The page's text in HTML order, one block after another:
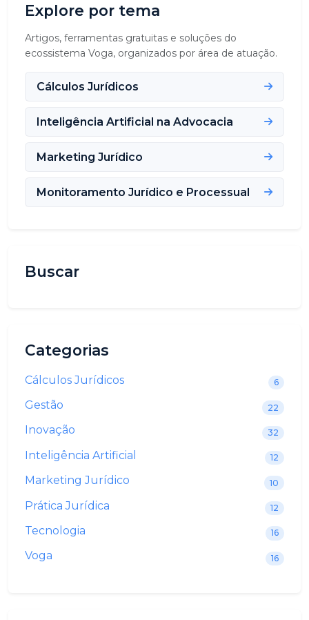
Explore por tema
Artigos, ferramentas gratuitas e soluções do
ecossistema Voga, organizados por área de atuação.
Cálculos Jurídicos
Inteligência Artificial na Advocacia
Marketing Jurídico
Monitoramento Jurídico e Processual
Buscar
Categorias
Cálculos Jurídicos 6
Gestão 22
Inovação 32
Inteligência Artificial 12
Marketing Jurídico 10
Prática Jurídica 12
Tecnologia 16
Voga 16